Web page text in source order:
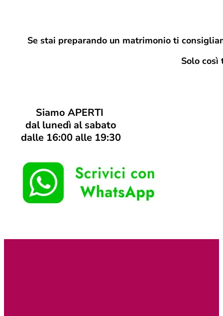
Se stai preparando un matrimonio ti
Solo così
Siamo APERTI
dal lunedì al sabato
dalle 16:00 alle 19:30